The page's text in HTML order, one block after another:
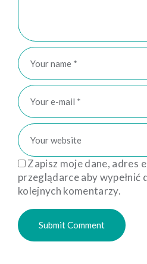
Zapisz moje dane, adres
przeglądarce aby wypełnić
kolejnych komentarzy.